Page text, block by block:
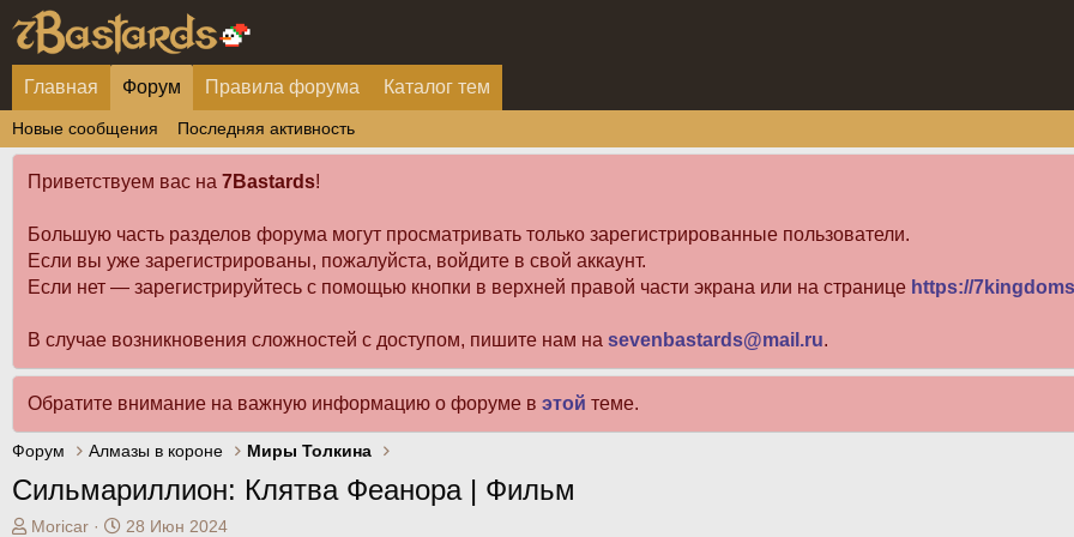
Главная Форум Правила форума Каталог тем
Новые сообщения Последняя активность
Приветствуем вас на 7Bastards!
Большую часть разделов форума могут просматривать только зарегистрированные пользователи.
Если вы уже зарегистрированы, пожалуйста, войдите в свой аккаунт.
Если нет — зарегистрируйтесь с помощью кнопки в верхней правой части экрана или на странице https://
В случае возникновения сложностей с доступом, пишите нам на sevenbastards@mail.ru.
Обратите внимание на важную информацию о форуме в этой теме.
Форум Алмазы в короне Миры Толкина
Сильмариллион: Клятва Феанора | Фильм
А
Moricar
Д
28 Июн 2024